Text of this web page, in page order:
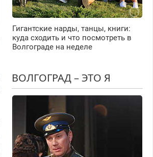
Гигантские нарды, танцы, книги:
куда сходить и что посмотреть в
Волгограде на неделе
ВОЛГОГРАД – ЭТО Я